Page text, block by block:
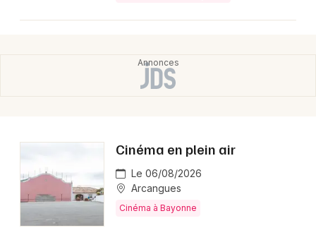
Cinéma en plein air
Le 06/08/2026
Arcangues
Cinéma à Bayonne